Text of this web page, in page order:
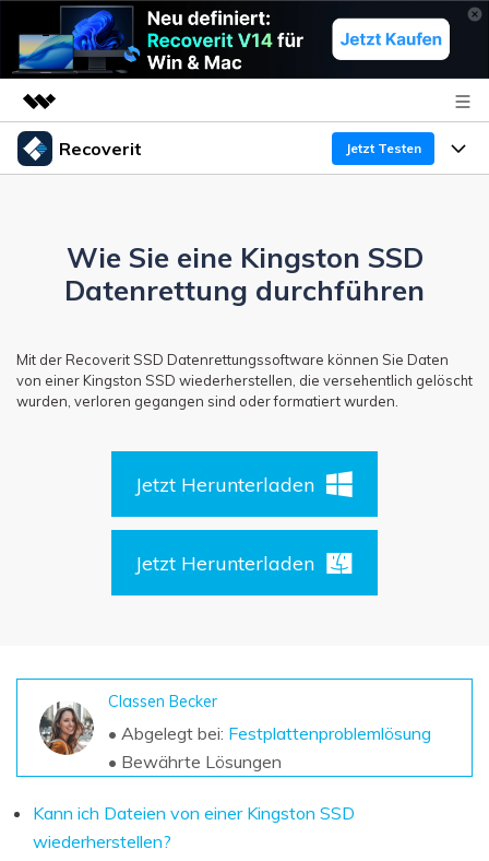
Top-Produkte
Überblick
Lösungen
Über uns
Shop
Recoverit Jetzt Testen
Recoverit für Windows
KI
Kostenlos Testen
Unbegrenzte Daten vom Mac-System
wiederherstellen
Kostenlos Testen
Verlorene/gel?schte Daten kostenlos
Kostenlos Testen
Funktionen
Wiederherstellung von Laufwerken
Gel?schte Medien wiederherstellen
Dokumente wiederherstellen
Warum Recoverit
Kundengeschichten
DOWNLOAD Sign In
search
Wie Sie eine Kingston SSD
Datenrettung durchführen
Mit der Recoverit SSD Datenrettungssoftware können Sie Daten
von einer Kingston SSD wiederherstellen, die versehentlich gelöscht
wurden, verloren gegangen sind oder formatiert wurden.
Jetzt Herunterladen
Jetzt Herunterladen
Classen Becker
• Abgelegt bei: Festplattenproblemlösung
• Bewährte Lösungen
Kann ich Dateien von einer Kingston SSD
wiederherstellen?